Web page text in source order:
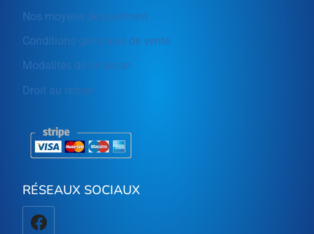
Nos moyens de paiement
Conditions générales de vente
Modalités de livraison
Droit au retour
RÉSEAUX SOCIAUX